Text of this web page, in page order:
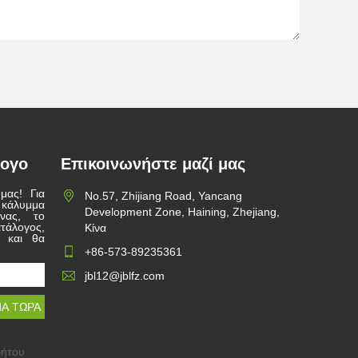
Για
το
και θα
Επικοινωνήστε μαζί μας
Νο.57, Zhijiang Road, Yancang
Development Zone, Haining, Zhejiang,
Κίνα
+86-573-89235361
jbl12@jblfz.com